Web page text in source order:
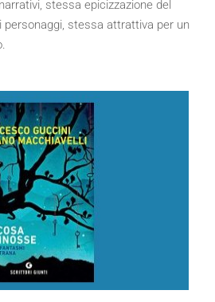
stessa epicizzazione del
stessa attrattiva per un